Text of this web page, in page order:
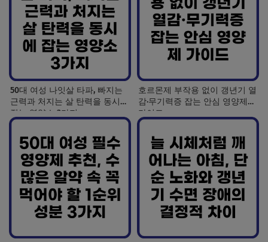
50대 여성 나잇살 타파, 빠지는
근력과 처지는 살 탄력을 동시에
잡는 영양소 3가지
호르몬제 부작용 없이 갱년기 열
감·무기력증 잡는 안심 영양제
가이드